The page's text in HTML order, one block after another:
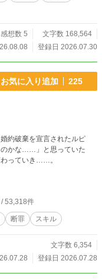
感想数 5
文字数 168,564
登録日 2026.07.30
お気に入り追加 225
約破棄を宣言されたルピ
のかな……」と思っていた
わっていき……。
/ 53,318件
断罪 スキル
文字数 6,354
登録日 2026.07.28